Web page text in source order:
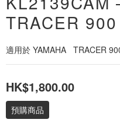
TRACER
適用於 YAMAHA   TRACER
HK$1,800.00
預購商品